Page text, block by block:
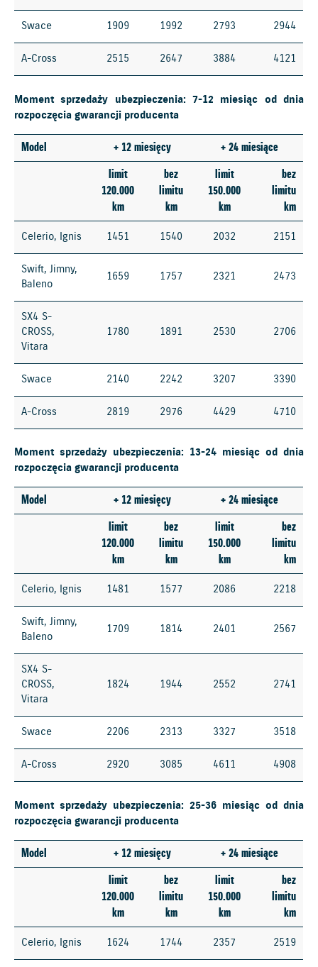
Swace 1909 1992 2793 2944
A-Cross 2515 2647 3884 4121
Moment sprzedaży ubezpieczenia: 7-12 miesiąc od dnia
rozpoczęcia gwarancji producenta
Model + 12 miesięcy
+ 24 miesiące
limit
120.000
km
bez
limitu
km
limit
150.000
km
bez
limitu
km
Celerio, Ignis 1451 1540 2032 2151
Swift, Jimny,
Baleno
1659 1757 2321 2473
SX4 S-
CROSS,
Vitara
1780 1891 2530 2706
Swace 2140 2242 3207 3390
A-Cross 2819 2976 4429 4710
Moment sprzedaży ubezpieczenia: 13-24 miesiąc od dnia
rozpoczęcia gwarancji producenta
Model + 12 miesięcy
+ 24 miesiące
limit
120.000
km
bez
limitu
km
limit
150.000
km
bez
limitu
km
Celerio, Ignis 1481 1577 2086 2218
Swift, Jimny,
Baleno
1709 1814 2401 2567
SX4 S-
CROSS,
Vitara
1824 1944 2552 2741
Swace 2206 2313 3327 3518
A-Cross 2920 3085 4611 4908
Moment sprzedaży ubezpieczenia: 25-36 miesiąc od dnia
rozpoczęcia gwarancji producenta
Model + 12 miesięcy
+ 24 miesiące
limit
120.000
km
bez
limitu
km
limit
150.000
km
bez
limitu
km
Celerio, Ignis 1624 1744 2357 2519